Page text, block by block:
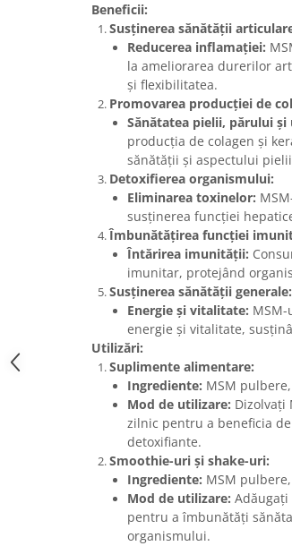
Beneficii:
Susținerea sănătății
Reducerea inflamației:
la ameliorarea durerilor
și flexibilitatea.
Promovarea producției de
Sănătatea pielii, părului și
producția de colagen și
sănătății și aspectului
Detoxifierea organismului:
Eliminarea toxinelor:
susținerea funcției
Îmbunătățirea funcției
Întărirea imunității:
imunitar, protejând
Susținerea sănătății generale:
Energie și vitalitate:
energie și vitalitate,
Utilizări:
Suplimente alimentare:
Ingrediente: MSM
Mod de utilizare: Dizolvați
zilnic pentru a beneficia
detoxifiante.
Smoothie-uri și shake-uri:
Ingrediente: MSM
Mod de utilizare:
pentru a îmbunătăți
organismului.